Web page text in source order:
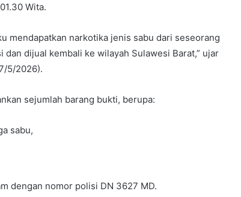
Wita.
mendapatkan narkotika jenis sabu dari seseorang
dijual kembali ke wilayah Sulawesi Barat,” ujar
5/2026).
sejumlah barang bukti, berupa:
sabu,
dengan nomor polisi DN 3627 MD.